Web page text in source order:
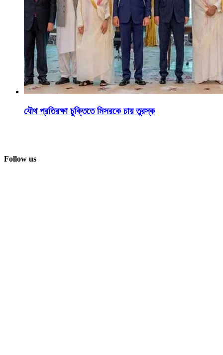
যৌথ প্রতিরক্ষা চুক্তিতে মিসরকে চায় তুরস্ক
Follow us